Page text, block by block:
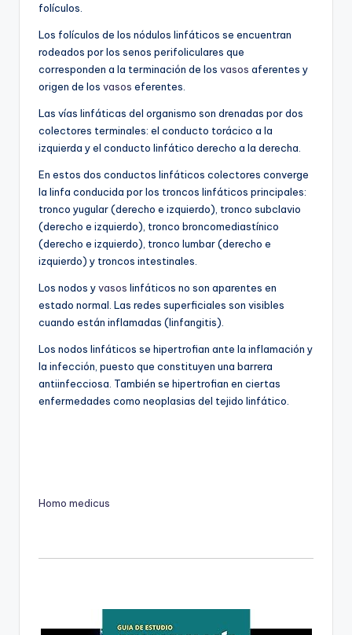
folículos.
Los folículos de los nódulos linfáticos se encuentran
rodeados por los senos perifoliculares que
corresponden a la terminación de los vasos aferentes y
origen de los vasos eferentes.
Las vías linfáticas del organismo son drenadas por dos
colectores terminales: el conducto torácico a la
izquierda y el conducto linfático derecho a la derecha.
En estos dos conductos linfáticos colectores converge
la linfa conducida por los troncos linfáticos principales:
tronco yugular (derecho e izquierdo), tronco subclavio
(derecho e izquierdo), tronco broncomediastínico
(derecho e izquierdo), tronco lumbar (derecho e
izquierdo) y troncos intestinales.
Los nodos yvasos linfáticos no son aparentes en
estado normal. Las redes superficiales son visibles
cuando están inflamadas (linfangitis).
Los nodos linfáticos se hipertrofian ante la inflamación y
la infección, puesto que constituyen una barrera
antiinfecciosa. También se hipertrofian en ciertas
enfermedades como neoplasias del tejido linfático.
Homo medicus